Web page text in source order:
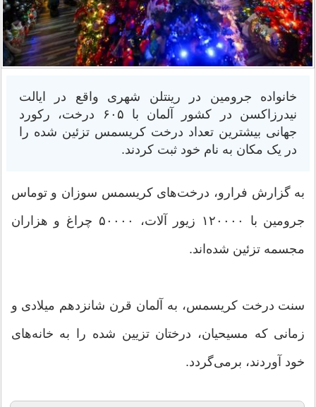
خانواده جرومین در رینتلن شهری واقع در ایالت
نیدرزاکسن در کشور آلمان با ۶۰۵ درخت، رکورد
جهانی بیشترین تعداد درخت کریسمس تزئین شده را
در یک مکان به نام خود ثبت کردند.
به گزارش فرارو، درخت‌های کریسمس سوزان و توماس
جرومین با ۱۲۰۰۰۰ زیور آلات، ۵۰۰۰۰ چراغ و هزاران
مجسمه تزئین شده‌اند.
سنت درخت کریسمس، به آلمان قرن شانزدهم میلادی و
زمانی که مسیحیان، درختان تزیین شده را به خانه‌های
خود آوردند، برمی‌گردد.